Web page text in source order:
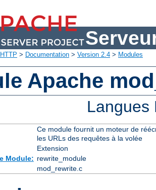
> Documentation > Version 2.4 > Modules
Apache
Ce module fournit un moteur de
les URLs des requêtes à la volée
Extension
Module: rewrite_module
mod_rewrite.c